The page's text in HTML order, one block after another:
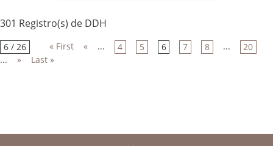
301 Registro(s) de DDH
6 / 26 « First « ... 4 5 6 7 8 ...
20
...
» Last »